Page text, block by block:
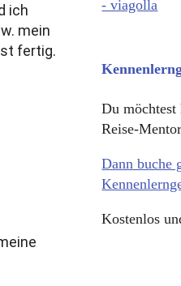
ich
mein
fertig.
Du
Reise-
Dann buche
Kostenlos